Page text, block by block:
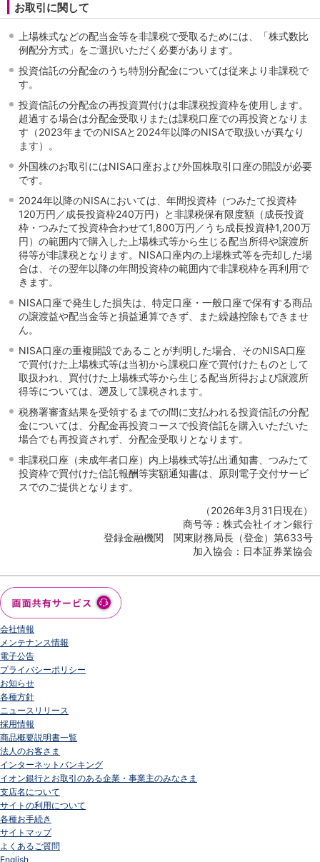
お取引に関して
上場株式などの配当金等を非課税で受取るためには、「株式数比
例配分方式」をご選択いただく必要があります。
投資信託の分配金のうち特別分配金については従来より非課税で
す。
投資信託の分配金の再投資買付けは非課税投資枠を使用します。
超過する場合は分配金受取りまたは課税口座での再投資となりま
す（2023年までのNISAと2024年以降のNISAで取扱いが異なり
ます）。
外国株のお取引にはNISA口座および外国株取引口座の開設が必要
です。
2024年以降のNISAにおいては、年間投資枠（つみたて投資枠
120万円／成長投資枠240万円）と非課税保有限度額（成長投資
枠・つみたて投資枠合わせて1,800万円／うち成長投資枠1,200万
円）の範囲内で購入した上場株式等から生じる配当所得や譲渡所
得等が非課税となります。NISA口座内の上場株式等を売却した場
合は、その翌年以降の年間投資枠の範囲内で非課税枠を再利用で
きます。
NISA口座で発生した損失は、特定口座・一般口座で保有する商品
の譲渡益や配当金等と損益通算できず、また繰越控除もできませ
ん。
NISA口座の重複開設であることが判明した場合、そのNISA口座
で買付けた上場株式等は当初から課税口座で買付けたものとして
取扱われ、買付けた上場株式等から生じる配当所得および譲渡所
得等については、遡及して課税されます。
税務署審査結果を受領するまでの間に支払われる投資信託の分配
金については、分配金再投資コースで投資信託を購入いただいた
場合でも再投資されず、分配金受取りとなります。
非課税口座（未成年者口座）内上場株式等払出通知書、つみたて
投資枠で買付けた信託報酬等実額通知書は、原則電子交付サービ
スでのご提供となります。
（2026年3月31日現在）
商号等：株式会社イオン銀行
登録金融機関 関東財務局長（登金）第633号
加入協会：日本証券業協会
会社情報
メンテナンス情報
電子公告
プライバシーポリシー
お知らせ
各種方針
ニュースリリース
採用情報
商品概要説明書一覧
法人のお客さま
インターネットバンキング
イオン銀行とお取引のある企業・事業主のみなさま
支店名について
サイトの利用について
各種お手続き
サイトマップ
よくあるご質問
English